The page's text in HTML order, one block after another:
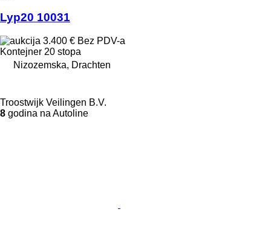
Lyp20 10031
3.400 € Bez PDV-a
Kontejner 20 stopa
Nizozemska, Drachten
Troostwijk Veilingen B.V.
8 godina na Autoline